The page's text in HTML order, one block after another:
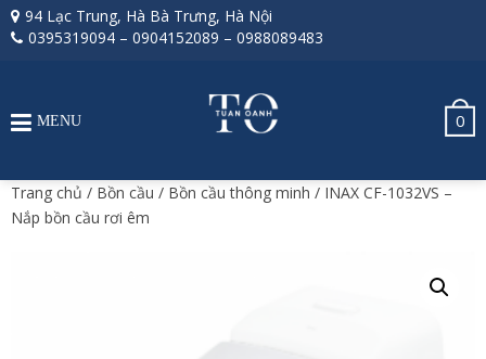
94 Lạc Trung, Hà Bà Trưng, Hà Nội
0395319094 – 0904152089 – 0988089483
0
MENU
Trang chủ / Bồn cầu / Bồn cầu thông minh / INAX CF-1032VS –
Nắp bồn cầu rơi êm